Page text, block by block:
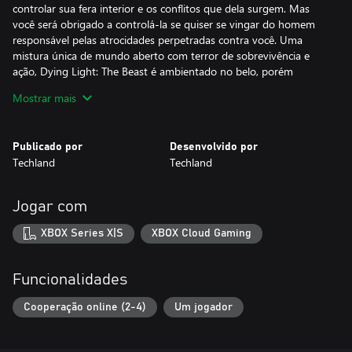
controlar sua fera interior e os conflitos que dela surgem. Mas
você será obrigado a controlá-la se quiser se vingar do homem
responsável pelas atrocidades perpetradas contra você. Uma
mistura única de mundo aberto com terror de sobrevivência e
ação, Dying Light: The Beast é ambientado no belo, porém
de turistas. Para derrotar aquele que cerceou sua liberdade, você
cada passo é uma luta pela sobrevivência, principalmente quando
o sol se põe e a tensão aumenta conforme os verdadeiros
Metade fera, metade sobrevivente
Torne-se Kyle Crane, um herói único com DNA de sobrevivente...
e de fera. Alterne entre dois estilos de jogo, enfrente um conflito
imparável.
Brutalidade primitiva
Leve a violência de Dying Light ao extremo e ultrapasse os limites
Mostrar mais
Publicado por
Techland
Desenvolvido por
Techland
Jogar com
XBOX Series X|S XBOX Cloud Gaming
Funcionalidades
Cooperação online (2-4) Um jogador